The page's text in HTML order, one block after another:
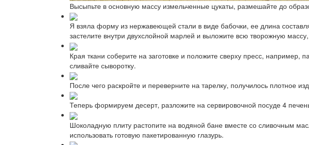
Высыпьте в основную массу измельченные цукаты, размешайте до
Я взяла форму из нержавеющей стали в виде бабочки, ее длина
застелите внутри двухслойной марлей и выложите всю творожную
Края ткани соберите на заготовке и положите сверху пресс,
сливайте сыворотку.
После чего раскройте и переверните на тарелку, получилось плотное
Теперь формируем десерт, разложите на сервировочной посуде 4
Шоколадную плиту растопите на водяной бане вместе со сливочным
использовать готовую пакетированную глазурь.